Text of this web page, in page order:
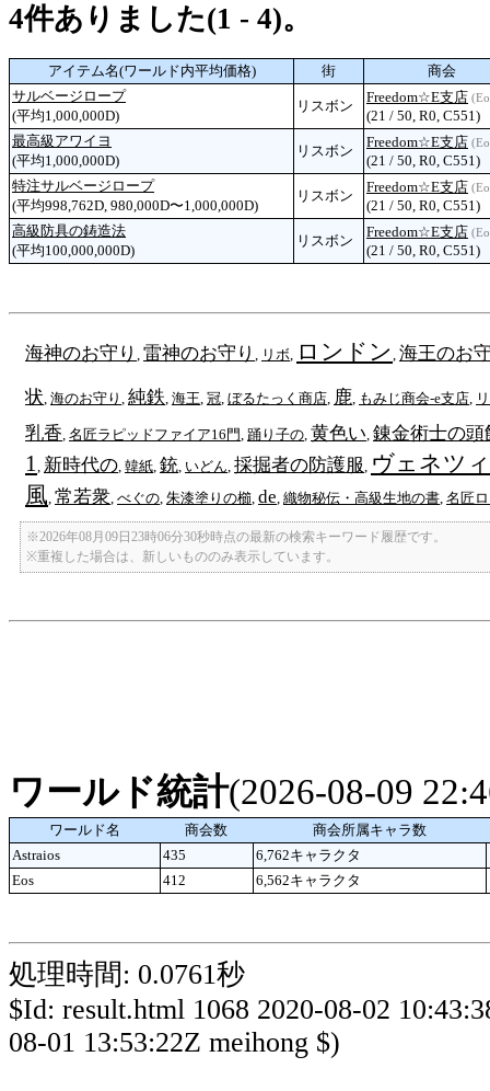
4件ありました(1 - 4)。
アイテム名(ワールド内平均価格) 街
商会
サルベージロープ
(平均1,000,000D)
リスボン
Freedom☆E支店
(21 / 50, R0, C551)
最高級アワイヨ
(平均1,000,000D)
リスボン
Freedom☆E支店
(21 / 50, R0, C551)
特注サルベージロープ
(平均998,762D, 980,000D〜1,000,000D)
リスボン
Freedom☆E支店
(21 / 50, R0, C551)
高級防具の鋳造法
(平均100,000,000D)
リスボン
Freedom☆E支店
(21 / 50, R0, C551)
海神のお守り 雷神のお守り リボ ロンドン 海王のお
状 海のお守り 純鉄 海王 冠 ぼるたっく商店 鹿 もみじ商会-e支店
乳香 名匠ラピッドファイア16門 踊り子の 黄色い 錬金術士の頭
1 新時代の 韓紙 銃 いどん 採掘者の防護服 ヴェネツ
風 常若衆 べぐの 朱漆塗りの櫛 de 織物秘伝・高級生地の書 名匠
※2026年08月09日23時06分30秒時点の最新の検索キーワード履歴です。
※重複した場合は、新しいもののみ表示しています。
ワールド統計(2026-08-09
ワールド名 商会数
商会所属キャラ数
Astraios
435 6,762キャラクタ
Eos
412 6,562キャラクタ
処理時間: 0.0761秒
$Id: result.html 1068 2020-08-02
08-01 13:53:22Z meihong $)